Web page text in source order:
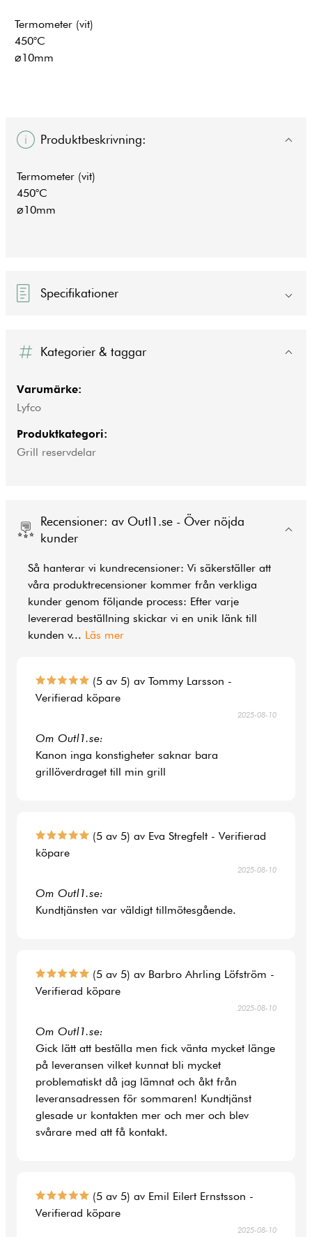
Termometer (vit)
450°C
⌀10mm
Produktbeskrivning:
Termometer (vit)
450°C
⌀10mm
Specifikationer
Kategorier & taggar
Varumärke:
Lyfco
Produktkategori:
Grill reservdelar
Recensioner: av Outl1.se - Över nöjda
kunder
Så hanterar vi kundrecensioner: Vi säkerställer att
våra produktrecensioner kommer från verkliga
kunder genom följande process: Efter varje
levererad beställning skickar vi en unik länk till
kunden v... Läs mer
(5 av 5) av Tommy Larsson -
Verifierad köpare
2025-08-10
Om Outl1.se:
Kanon inga konstigheter saknar bara
grillöverdraget till min grill
(5 av 5) av Eva Stregfelt - Verifierad
köpare
2025-08-10
Om Outl1.se:
Kundtjänsten var väldigt tillmötesgående.
(5 av 5) av Barbro Ahrling Löfström -
Verifierad köpare
2025-08-10
Om Outl1.se:
Gick lätt att beställa men fick vänta mycket länge
på leveransen vilket kunnat bli mycket
problematiskt då jag lämnat och åkt från
leveransadressen för sommaren! Kundtjänst
glesade ur kontakten mer och mer och blev
svårare med att få kontakt.
(5 av 5) av Emil Eilert Ernstsson -
Verifierad köpare
2025-08-10